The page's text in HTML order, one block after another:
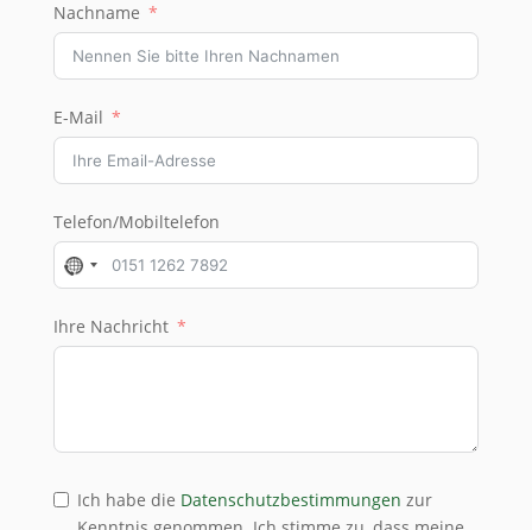
Nachname
E-Mail
Telefon/Mobiltelefon
No
country
selected
Ihre Nachricht
Ich habe die Datenschutzbestimmungen zur